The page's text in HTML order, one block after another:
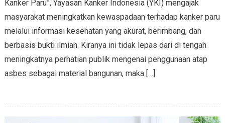
Kanker Paru”, Yayasan Kanker Indonesia (YKI) mengajak
masyarakat meningkatkan kewaspadaan terhadap kanker paru
melalui informasi kesehatan yang akurat, berimbang, dan
berbasis bukti ilmiah. Kiranya ini tidak lepas dari di tengah
meningkatnya perhatian publik mengenai penggunaan atap
asbes sebagai material bangunan, maka […]